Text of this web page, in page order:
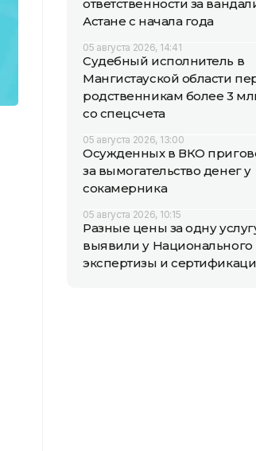
ответственности за
Астане с начала года
05 августа 2026, 14:41
Судебный исполнитель в
Мангистауской области
родственникам более 3 млн
со спецсчета
05 августа 2026, 13:00
Осужденных в ВКО
за вымогательство денег у
сокамерника
05 августа 2026, 10:15
Разные цены за одну
выявили у Национального
экспертизы и